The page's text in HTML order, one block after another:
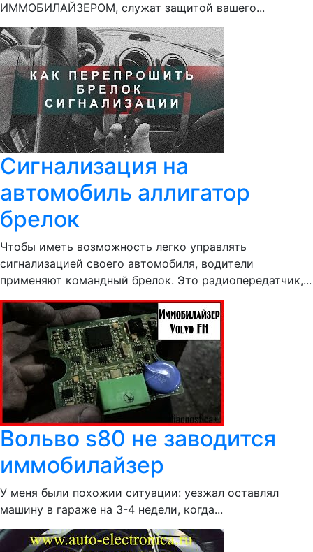
ИММОБИЛАЙЗЕРОМ, служат защитой вашего...
Сигнализация на
автомобиль аллигатор
брелок
Чтобы иметь возможность легко управлять
сигнализацией своего автомобиля, водители
применяют командный брелок. Это радиопередатчик,...
Вольво s80 не заводится
иммобилайзер
У меня были похожии ситуации: уезжал оставлял
машину в гараже на 3-4 недели, когда...